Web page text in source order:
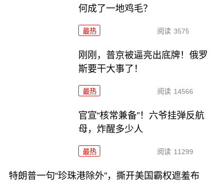
何成了一地鸡毛？
最热 阅读 3575
刚刚，普京被逼亮出底牌！俄罗
斯要干大事了！
最热 阅读 14566
官宣“核常兼备”！六爷挂弹反航
母，炸醒多少人
最热 阅读 11299
特朗普一句“珍珠港除外”，撕开美国霸权遮羞布